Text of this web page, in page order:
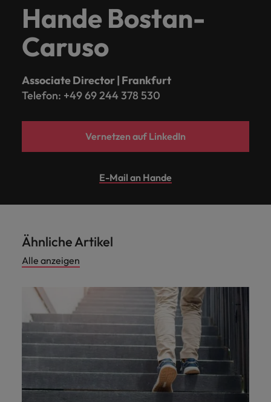
Hande Bostan-
Caruso
Associate Director | Frankfurt
Telefon: +49 69 244 378 530
Vernetzen auf LinkedIn
E-Mail an Hande
Ähnliche Artikel
Alle anzeigen